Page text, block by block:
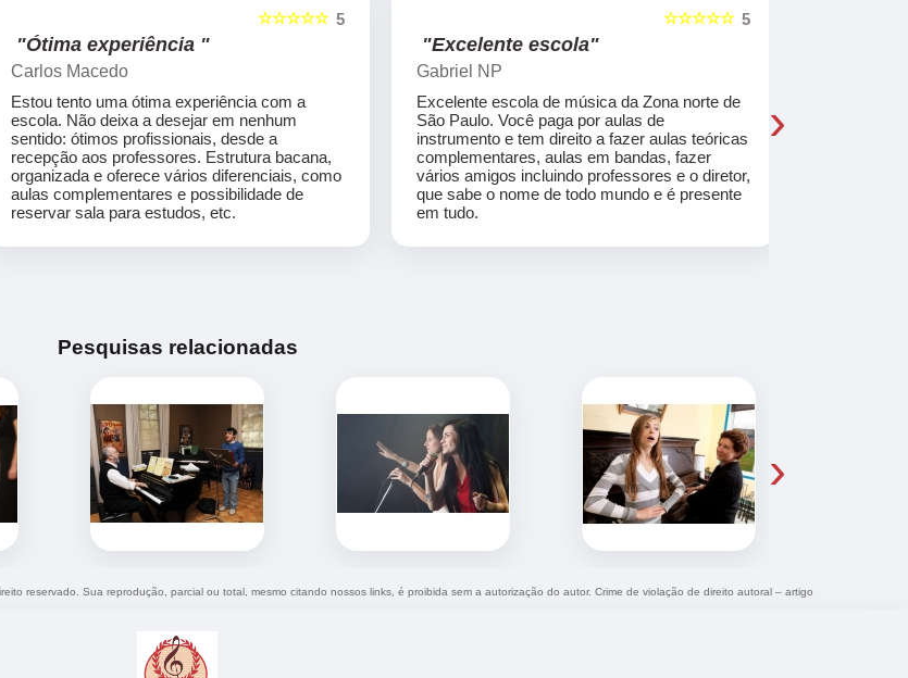
5
☆☆☆☆☆
"Ótima experiência "
Carlos Macedo
Estou tento uma ótima experiência com a
escola. Não deixa a desejar em nenhum
sentido: ótimos profissionais, desde a
recepção aos professores. Estrutura bacana,
organizada e oferece vários diferenciais, como
aulas complementares e possibilidade de
reservar sala para estudos, etc.
5
☆☆☆☆☆
"Excelente escola"
Gabriel NP
Excelente escola de música da Zona norte de
São Paulo. Você paga por aulas de
instrumento e tem direito a fazer aulas teóricas
complementares, aulas em bandas, fazer
vários amigos incluindo professores e o diretor,
que sabe o nome de todo mundo e é presente
em tudo.
›
Pesquisas relacionadas
›
reservado. Sua reprodução, parcial ou total, mesmo citando nossos links, é proibida sem a autorização do autor. Crime de violação de direito autoral – artigo